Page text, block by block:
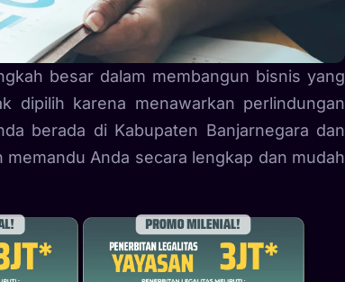
besar dalam membangun bisnis yang
dipilih karena menawarkan perlindungan
berada di Kabupaten Banjarnegara dan
Anda secara lengkap dan mudah